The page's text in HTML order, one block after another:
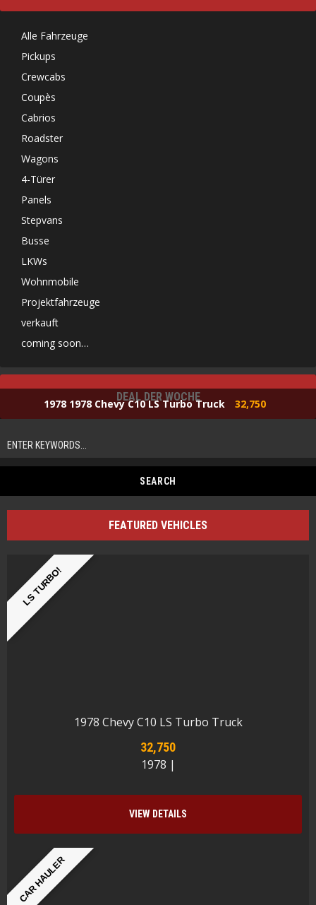
Alle Fahrzeuge
Pickups
Crewcabs
Coupès
Cabrios
Roadster
Wagons
4-Türer
Panels
Stepvans
Busse
LKWs
Wohnmobile
Projektfahrzeuge
verkauft
coming soon…
DEAL DER WOCHE
1978 1978 Chevy C10 LS Turbo Truck 32,750
FEATURED VEHICLES
LS TURBO!
1978 Chevy C10 LS Turbo Truck
32,750
1978 |
VIEW DETAILS
CAR HAULER